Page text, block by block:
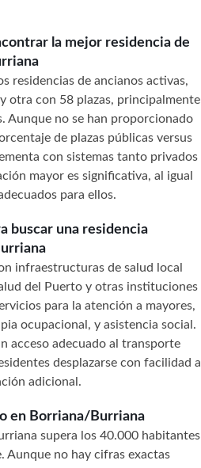
la mejor residencia de
residencias de ancianos activas,
otra con 58 plazas, principalmente
Aunque no se han proporcionado
de plazas públicas versus
con sistemas tanto privados
mayor es significativa, al igual
para ellos.
buscar una residencia
infraestructuras de salud local
del Puerto y otras instituciones
para la atención a mayores,
ocupacional, y asistencia social.
acceso adecuado al transporte
desplazarse con facilidad a
adicional.
en Borriana/Burriana
supera los 40.000 habitantes
Aunque no hay cifras exactas